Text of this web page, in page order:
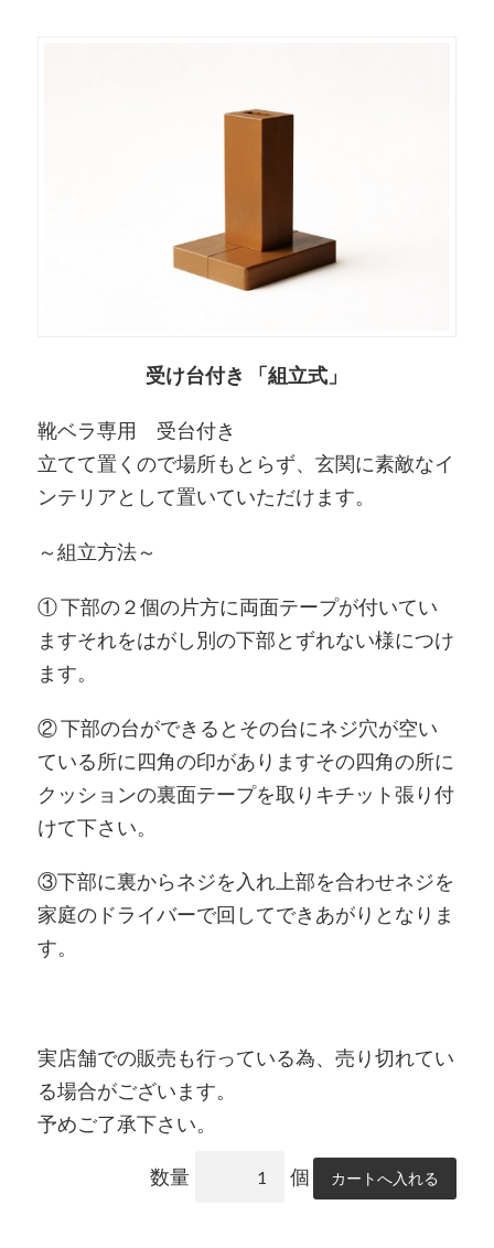
受け台付き 「組立式」
靴ベラ専用 受台付き
立てて置くので場所もとらず、玄関に素敵なイ
ンテリアとして置いていただけます。
～組立方法～
① 下部の２個の片方に両面テープが付いてい
ますそれをはがし別の下部とずれない様につけ
ます。
② 下部の台ができるとその台にネジ穴が空い
ている所に四角の印がありますその四角の所に
クッションの裏面テープを取りキチット張り付
けて下さい。
③下部に裏からネジを入れ上部を合わせネジを
家庭のドライバーで回してできあがりとなりま
す。
実店舗での販売も行っている為、売り切れてい
る場合がございます。
予めご了承下さい。
数量 個